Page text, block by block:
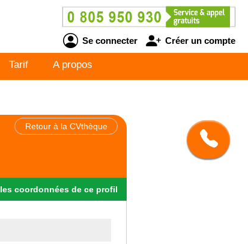
Se connecter Créer un compte
Tarif A propos
Retour à la CVthèque
les coordonnées de ce profil